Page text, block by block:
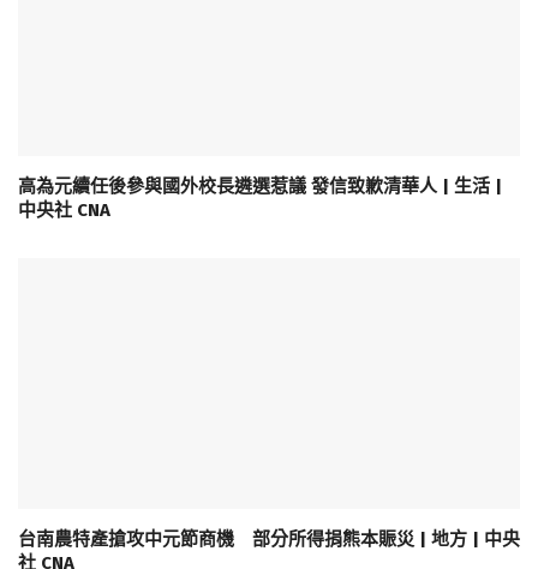
高為元續任後參與國外校長遴選惹議 發信致歉清華人 | 生活 |
中央社 CNA
台南農特產搶攻中元節商機 部分所得捐熊本賑災 | 地方 | 中央
社 CNA